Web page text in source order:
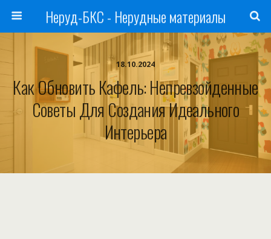
Неруд-БКС - Нерудные материалы
18.10.2024
Как Обновить Кафель: Непревзойденные
Советы Для Создания Идеального
Интерьера